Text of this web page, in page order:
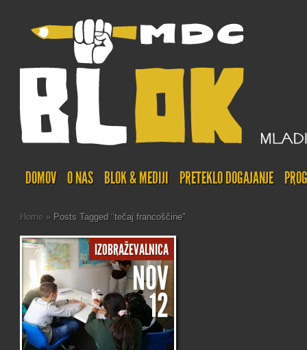
DOMOV O NAS BLOK & MEDIJI PRETEKLO DOGAJANJE
Home » Posts Tagged "tečaj francoščine"
IZOBRAŽEVALNICA
NOV
12